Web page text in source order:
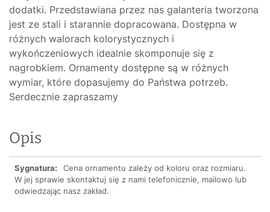
dodatki. Przedstawiana przez nas galanteria tworzona
jest ze stali i starannie dopracowana. Dostępna w
różnych walorach kolorystycznych i
wykończeniowych idealnie skomponuje się z
nagrobkiem. Ornamenty dostępne są w różnych
wymiar, które dopasujemy do Państwa potrzeb.
Serdecznie zapraszamy
Opis
Sygnatura:
Cena ornamentu zależy od koloru oraz rozmiaru.
W jej sprawie skontaktuj się z nami telefonicznie, mailowo lub
odwiedzając nasz zakład.